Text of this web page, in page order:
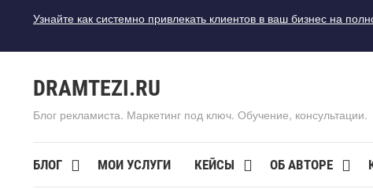
Узнайте как системно привлекать клиентов в ваш бизнес на
DRAMTEZI.RU
Блог рекламиста. Маркетинг под ключ. Обучение, консультации.
БЛОГ МОИ УСЛУГИ КЕЙСЫ ОБ АВТОРЕ